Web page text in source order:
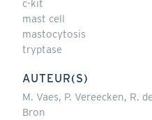
c-kit
mast cell
mastocytosis
tryptase
AUTEUR(S)
M. Vaes, P. Vereecken, R.
Bron